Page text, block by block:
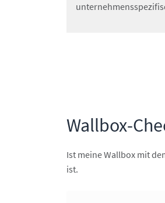
Wallbox-
Ist meine Wallbox mit
ist.